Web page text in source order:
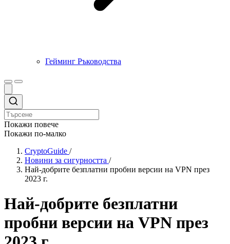
Гейминг Ръководства
Покажи повече
Покажи по-малко
CryptoGuide /
Новини за сигурността /
Най-добрите безплатни пробни версии на VPN през
2023 г.
Най-добрите безплатни
пробни версии на VPN през